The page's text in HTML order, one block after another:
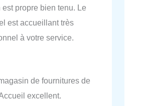
est propre bien tenu. Le
est accueillant très
à votre service.
de fournitures de
excellent.